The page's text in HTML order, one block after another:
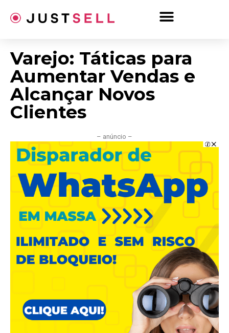
para
Varejo: Táticas para
Aumentar Vendas e
Alcançar Novos
Clientes
– anúncio –